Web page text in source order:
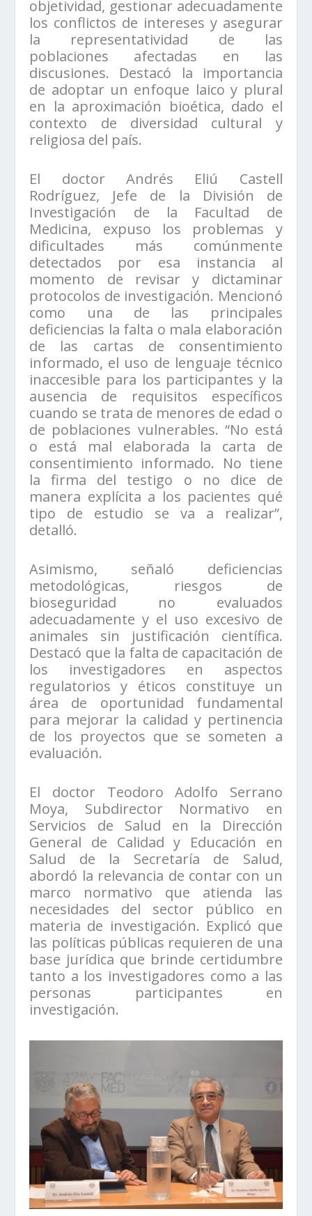
objetividad, gestionar adecuadamente
los conflictos de intereses y asegurar
la representatividad de las
poblaciones afectadas en las
discusiones. Destacó la importancia
de adoptar un enfoque laico y plural
en la aproximación bioética, dado el
contexto de diversidad cultural y
religiosa del país.
El doctor Andrés Eliú Castell
Rodríguez, Jefe de la División de
Investigación de la Facultad de
Medicina, expuso los problemas y
dificultades más comúnmente
detectados por esa instancia al
momento de revisar y dictaminar
protocolos de investigación. Mencionó
como una de las principales
deficiencias la falta o mala elaboración
de las cartas de consentimiento
informado, el uso de lenguaje técnico
inaccesible para los participantes y la
ausencia de requisitos específicos
cuando se trata de menores de edad o
de poblaciones vulnerables. “No está
o está mal elaborada la carta de
consentimiento informado. No tiene
la firma del testigo o no dice de
manera explícita a los pacientes qué
tipo de estudio se va a realizar”,
detalló.
Asimismo, señaló deficiencias
metodológicas, riesgos de
bioseguridad no evaluados
adecuadamente y el uso excesivo de
animales sin justificación científica.
Destacó que la falta de capacitación de
los investigadores en aspectos
regulatorios y éticos constituye un
área de oportunidad fundamental
para mejorar la calidad y pertinencia
de los proyectos que se someten a
evaluación.
El doctor Teodoro Adolfo Serrano
Moya, Subdirector Normativo en
Servicios de Salud en la Dirección
General de Calidad y Educación en
Salud de la Secretaría de Salud,
abordó la relevancia de contar con un
marco normativo que atienda las
necesidades del sector público en
materia de investigación. Explicó que
las políticas públicas requieren de una
base jurídica que brinde certidumbre
tanto a los investigadores como a las
personas participantes en
investigación.